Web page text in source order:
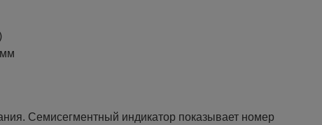
Семисегментный индикатор показывает номер